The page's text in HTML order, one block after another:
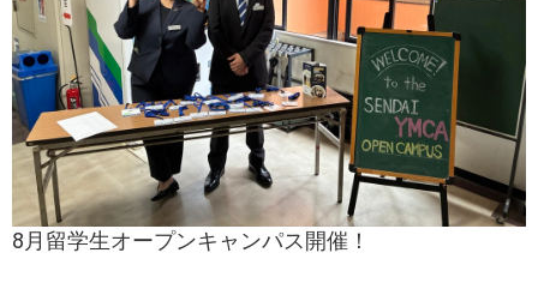
8月留学生オープンキャンパス開催！